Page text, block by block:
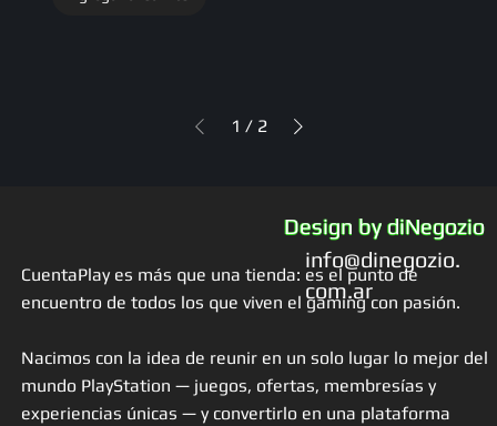
1 / 2
CuentaPlay es más que una tienda: es el punto de
encuentro de todos los que viven el gaming con pasión.
Nacimos con la idea de reunir en un solo lugar lo mejor del
mundo PlayStation — juegos, ofertas, membresías y
experiencias únicas — y convertirlo en una plataforma
Design by diNegozio
info@dinegozio.
com.ar